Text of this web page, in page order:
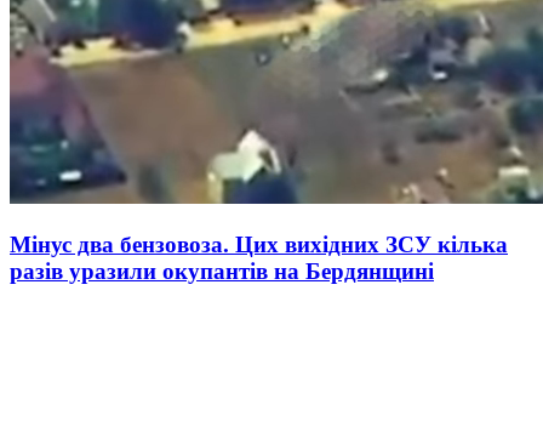
Мінус два бензовоза. Цих вихідних ЗСУ кілька
разів уразили окупантів на Бердянщині